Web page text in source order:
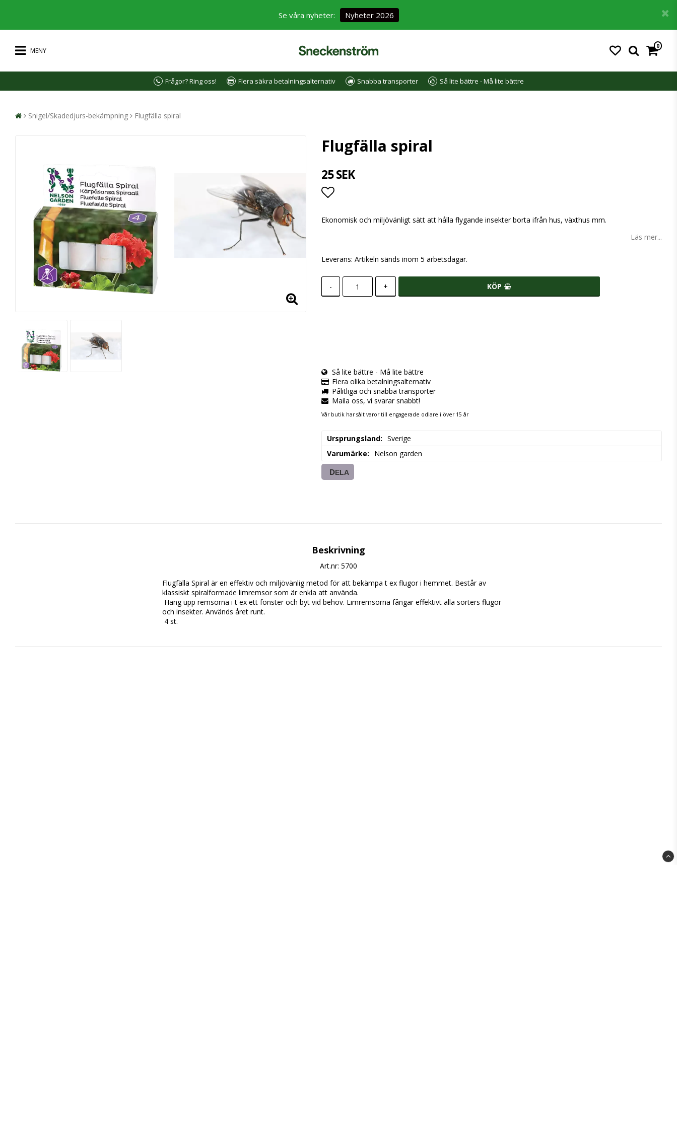
Se våra nyheter: Nyheter 2026
MENY
0
Frågor? Ring oss! Flera säkra betalningsalternativ Snabba transporter Så lite bättre - Må lite bättre
Snigel/Skadedjurs-bekämpning Flugfälla spiral
Flugfälla spiral
25 SEK
Lägg till i favoritlistan
Ekonomisk och miljövänligt sätt att hålla flygande insekter borta ifrån hus, växthus mm.
Läs mer...
Leverans: Artikeln sänds inom 5 arbetsdagar.
- + KÖP
Så lite bättre - Må lite bättre
Flera olika betalningsalternativ
Pålitliga och snabba transporter
Maila oss, vi svarar snabbt!
Vår butik har sålt varor till engagerade odlare i över 15 år
Ursprungsland
Sverige
Varumärke
Nelson garden
DELA
Beskrivning
Art.nr: 5700
Flugfälla Spiral är en effektiv och miljövänlig metod för att bekämpa t ex flugor i hemmet. Består av
klassiskt spiralformade limremsor som är enkla att använda.
och insekter. Används året runt.
4 st.